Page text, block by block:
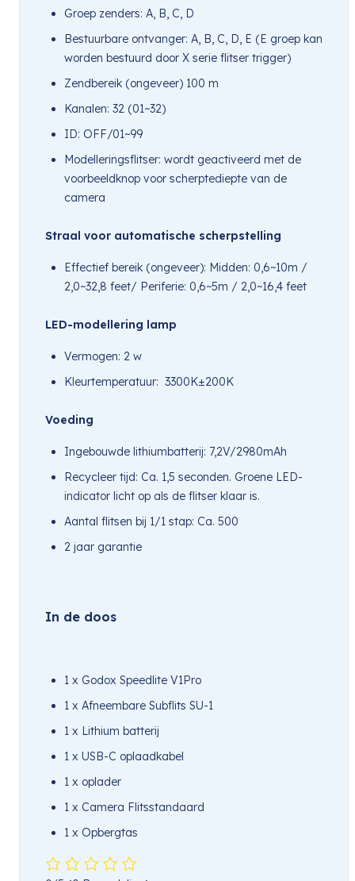
Groep zenders: A, B, C, D
Bestuurbare ontvanger: A, B, C, D, E (E groep kan
worden bestuurd door X serie flitser trigger)
Zendbereik (ongeveer) 100 m
Kanalen: 32 (01~32)
ID: OFF/01~99
Modelleringsflitser: wordt geactiveerd met de
voorbeeldknop voor scherptediepte van de
camera
Straal voor automatische scherpstelling
Effectief bereik (ongeveer): Midden: 0,6~10m /
2,0~32,8 feet/ Periferie: 0,6~5m / 2,0~16,4 feet
LED-modellering lamp
Vermogen: 2 w
Kleurtemperatuur: 3300K±200K
Voeding
Ingebouwde lithiumbatterij: 7,2V/2980mAh
Recycleer tijd: Ca. 1,5 seconden. Groene LED-
indicator licht op als de flitser klaar is.
Aantal flitsen bij 1/1 stap: Ca. 500
2 jaar garantie
In de doos
1 x Godox Speedlite V1Pro
1 x Afneembare Subflits SU-1
1 x Lithium batterij
1 x USB-C oplaadkabel
1 x oplader
1 x Camera Flitsstandaard
1 x Opbergtas